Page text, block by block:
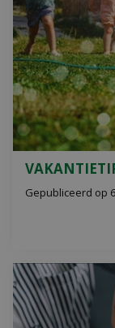
Gepubliceerd op